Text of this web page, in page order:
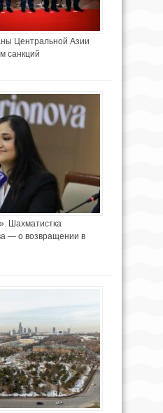
Центральной Азии
санкций
Шахматистка
— о возвращении в